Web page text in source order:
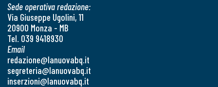
Sede operativa redazione:
Via Giuseppe Ugolini, 11
20900 Monza - MB
Tel. 039 9418930
Email
redazione@lanuovabq.it
segreteria@lanuovabq.it
inserzioni@lanuovabq.it